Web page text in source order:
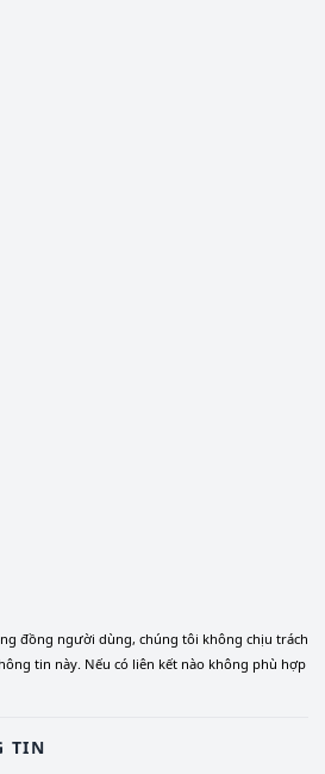
đồng người dùng, chúng tôi không chịu trách
tin này. Nếu có liên kết nào không phù hợp
TIN